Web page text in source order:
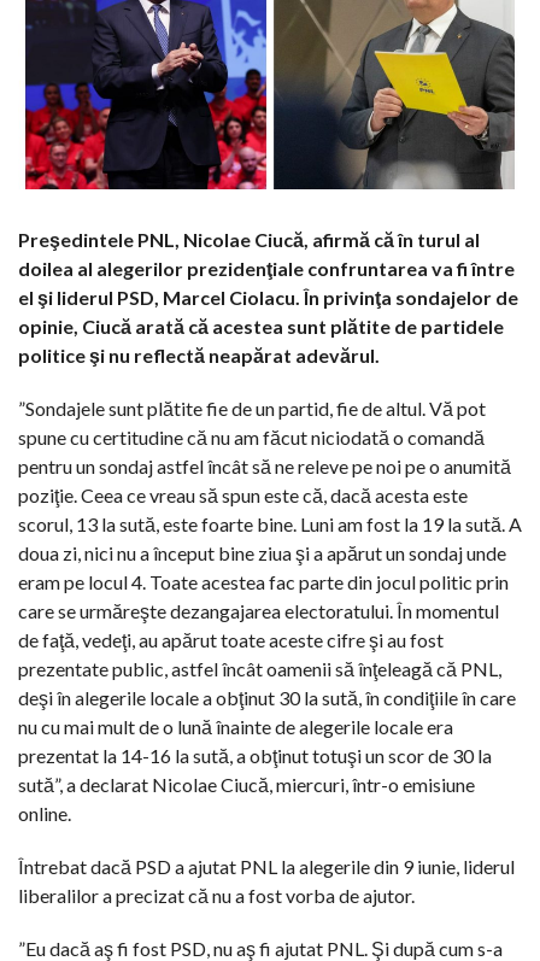
Preşedintele PNL, Nicolae Ciucă, afirmă că în turul al
doilea al alegerilor prezidenţiale confruntarea va fi între
el şi liderul PSD, Marcel Ciolacu. În privinţa sondajelor de
opinie, Ciucă arată că acestea sunt plătite de partidele
politice şi nu reflectă neapărat adevărul.
”Sondajele sunt plătite fie de un partid, fie de altul. Vă pot
spune cu certitudine că nu am făcut niciodată o comandă
pentru un sondaj astfel încât să ne releve pe noi pe o anumită
poziţie. Ceea ce vreau să spun este că, dacă acesta este
scorul, 13 la sută, este foarte bine. Luni am fost la 19 la sută. A
doua zi, nici nu a început bine ziua şi a apărut un sondaj unde
eram pe locul 4. Toate acestea fac parte din jocul politic prin
care se urmăreşte dezangajarea electoratului. În momentul
de faţă, vedeţi, au apărut toate aceste cifre şi au fost
prezentate public, astfel încât oamenii să înţeleagă că PNL,
deşi în alegerile locale a obţinut 30 la sută, în condiţiile în care
nu cu mai mult de o lună înainte de alegerile locale era
prezentat la 14-16 la sută, a obţinut totuşi un scor de 30 la
sută”, a declarat Nicolae Ciucă, miercuri, într-o emisiune
online.
Întrebat dacă PSD a ajutat PNL la alegerile din 9 iunie, liderul
liberalilor a precizat că nu a fost vorba de ajutor.
”Eu dacă aş fi fost PSD, nu aş fi ajutat PNL. Şi după cum s-a